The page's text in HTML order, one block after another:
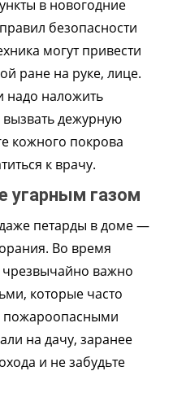
в новогодние
безопасности
могут привести
ране на руке, лице.
надо наложить
дежурную
кожного покрова
к врачу.
угарным газом
петарды в доме —
Во время
чрезвычайно важно
которые часто
пожароопасными
на дачу, заранее
и не забудьте